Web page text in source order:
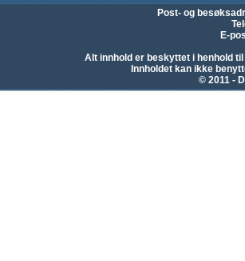
Post- og
E-
Alt innhold er beskyttet i henhold
Innholdet kan ikke
© 2011 -